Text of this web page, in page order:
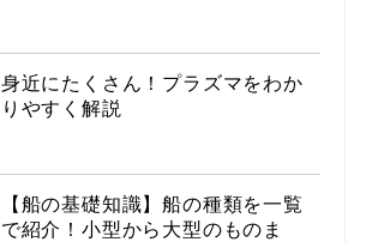
身近にたくさん！プラズマをわか
りやすく解説
【船の基礎知識】船の種類を一覧
で紹介！小型から大型のものま